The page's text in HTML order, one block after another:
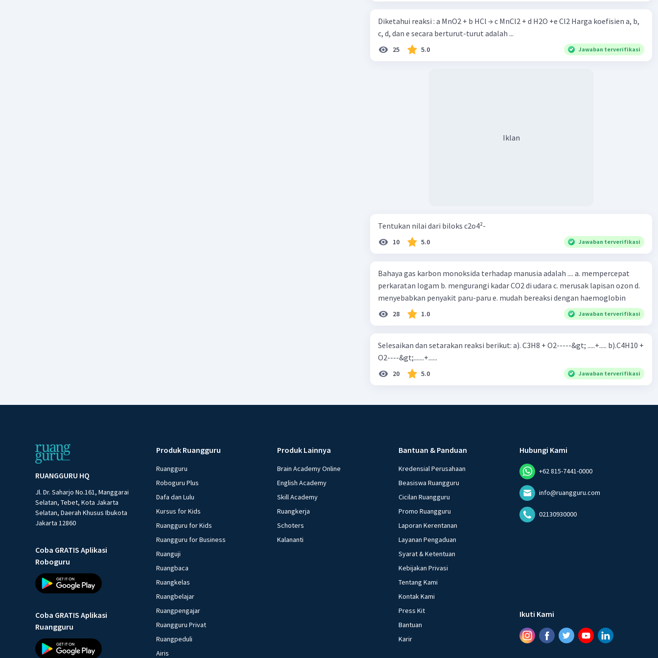
Diketahui reaksi : a MnO2 + b HCl → c MnCl2 + d H2O +e Cl2 Harga koefisien a, b,
c, d, dan e secara berturut-turut adalah ...
25 5.0 Jawaban terverifikasi
Iklan
Tentukan nilai dari biloks c2o4²-
10 5.0 Jawaban terverifikasi
Bahaya gas karbon monoksida terhadap manusia adalah .... a. mempercepat
perkaratan logam b. mengurangi kadar CO2 di udara c. merusak lapisan ozon d.
menyebabkan penyakit paru-paru e. mudah bereaksi dengan haemoglobin
28 1.0 Jawaban terverifikasi
Selesaikan dan setarakan reaksi berikut: a). C3H8 + O2-----&gt; .....+..... b).C4H10 +
O2----&gt;.......+......
20 5.0 Jawaban terverifikasi
RUANGGURU HQ
Jl. Dr. Saharjo No.161, Manggarai
Selatan, Tebet, Kota Jakarta
Selatan, Daerah Khusus Ibukota
Jakarta 12860
Coba GRATIS Aplikasi
Roboguru
Coba GRATIS Aplikasi
Ruangguru
Produk Ruangguru
Ruangguru
Roboguru Plus
Dafa dan Lulu
Kursus for Kids
Ruangguru for Kids
Ruangguru for Business
Ruanguji
Ruangbaca
Ruangkelas
Ruangbelajar
Ruangpengajar
Ruangguru Privat
Ruangpeduli
Airis
Produk Lainnya
Brain Academy Online
English Academy
Skill Academy
Ruangkerja
Schoters
Kalananti
Bantuan & Panduan
Kredensial Perusahaan
Beasiswa Ruangguru
Cicilan Ruangguru
Promo Ruangguru
Laporan Kerentanan
Layanan Pengaduan
Syarat & Ketentuan
Kebijakan Privasi
Tentang Kami
Kontak Kami
Press Kit
Bantuan
Karir
Hubungi Kami
+62 815-7441-0000
info@ruangguru.com
02130930000
Ikuti Kami